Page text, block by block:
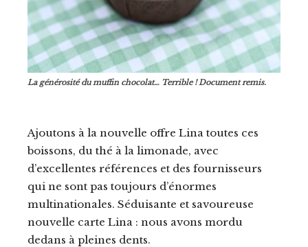
La générosité du muffin chocolat… Terrible ! Document remis.
Ajoutons à la nouvelle offre Lina toutes ces
boissons, du thé à la limonade, avec
d’excellentes références et des fournisseurs
qui ne sont pas toujours d’énormes
multinationales. Séduisante et savoureuse
nouvelle carte Lina : nous avons mordu
dedans à pleines dents.